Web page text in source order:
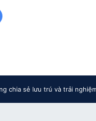
chia sẻ lưu trú và trải